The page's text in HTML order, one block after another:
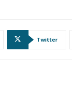
Twitter